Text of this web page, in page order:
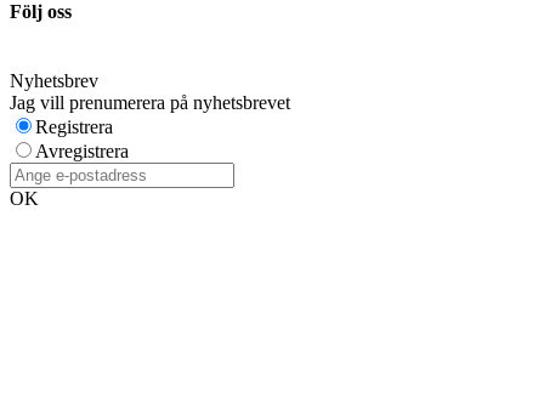
Följ oss
Nyhetsbrev
Jag vill prenumerera på nyhetsbrevet
Registrera
Avregistrera
OK